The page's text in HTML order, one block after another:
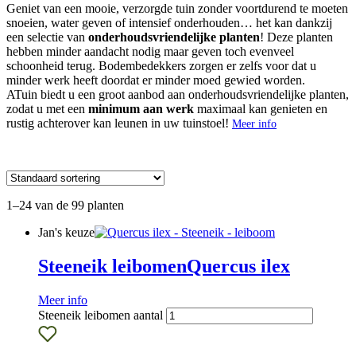
Geniet van een mooie, verzorgde tuin zonder voortdurend te moeten
snoeien, water geven of intensief onderhouden… het kan dankzij
een selectie van onderhoudsvriendelijke planten! Deze planten
hebben minder aandacht nodig maar geven toch evenveel
schoonheid terug. Bodembedekkers zorgen er zelfs voor dat u
minder werk heeft doordat er minder moed gewied worden.
ATuin biedt u een groot aanbod aan onderhoudsvriendelijke planten,
zodat u met een minimum aan werk maximaal kan genieten en
rustig achterover kan leunen in uw tuinstoel! Meer info
1–24 van de 99 planten
Jan's keuze
Steeneik leibomenQuercus ilex
Meer info
Steeneik leibomen aantal